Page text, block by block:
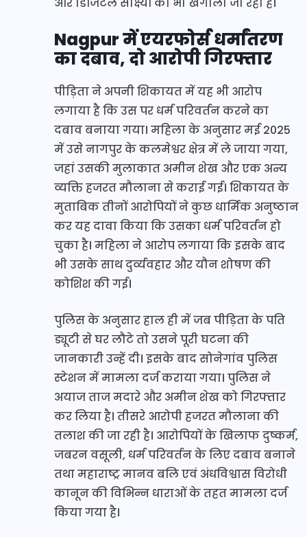
Nagpur में एयरफोर्सधर्मांतरण
का दबाव, दो आरोपी गिरफ्तार
पीड़िता ने अपनी शिकायत में यह भी आरोप
लगाया है कि उस पर धर्म परिवर्तन करने का
दबाव बनाया गया। महिला के अनुसार मई 2025
में उसे नागपुर के कलमेश्वर क्षेत्र में ले जाया गया,
जहां उसकी मुलाकात अमीन शेख और एक अन्य
व्यक्ति हजरत मौलाना से कराई गई। शिकायत के
मुताबिक तीनों आरोपियों ने कुछ धार्मिक अनुष्ठान
कर यह दावा किया कि उसका धर्म परिवर्तन हो
चुका है। महिला ने आरोप लगाया कि इसके बाद
भी उसके साथ दुर्व्यवहार और यौन शोषण की
कोशिश की गई।
पुलिस के अनुसार हाल ही में जब पीड़िता के पति
ड्यूटी से घर लौटे तो उसने पूरी घटना की
जानकारी उन्हें दी। इसके बाद सोनेगांव पुलिस
स्टेशन में मामला दर्ज कराया गया। पुलिस ने
अयाज ताज मदारे और अमीन शेख को गिरफ्तार
कर लिया है। तीसरे आरोपी हजरत मौलाना की
तलाश की जा रही है। आरोपियों के खिलाफ दुष्कर्म,
जबरन वसूली, धर्म परिवर्तन के लिए दबाव बनाने
तथा महाराष्ट्र मानव बलि एवं अंधविश्वास विरोधी
कानून की विभिन्न धाराओं के तहत मामला दर्ज
किया गया है।